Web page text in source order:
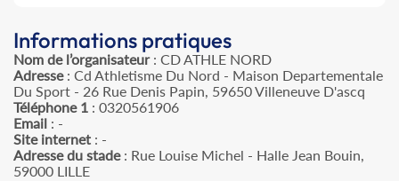
Informations pratiques
Nom de l’organisateur: CD ATHLE NORD
Adresse: Cd Athletisme Du Nord - Maison Departementale
Du Sport - 26 Rue Denis Papin, 59650 Villeneuve D'ascq
Téléphone 1 : 0320561906
Email : -
Site internet : -
Adresse du stade: Rue Louise Michel - Halle Jean Bouin,
59000 LILLE